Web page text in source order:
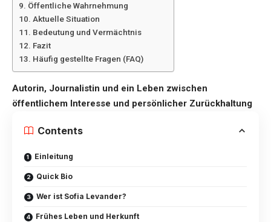
Öffentliche Wahrnehmung
Aktuelle Situation
Bedeutung und Vermächtnis
Fazit
Häufig gestellte Fragen (FAQ)
Autorin, Journalistin und ein Leben zwischen
öffentlichem Interesse und persönlicher Zurückhaltung
Contents
Einleitung
Quick Bio
Wer ist Sofia Levander?
Frühes Leben und Herkunft